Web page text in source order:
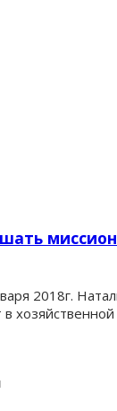
2018г.
хозяйственной